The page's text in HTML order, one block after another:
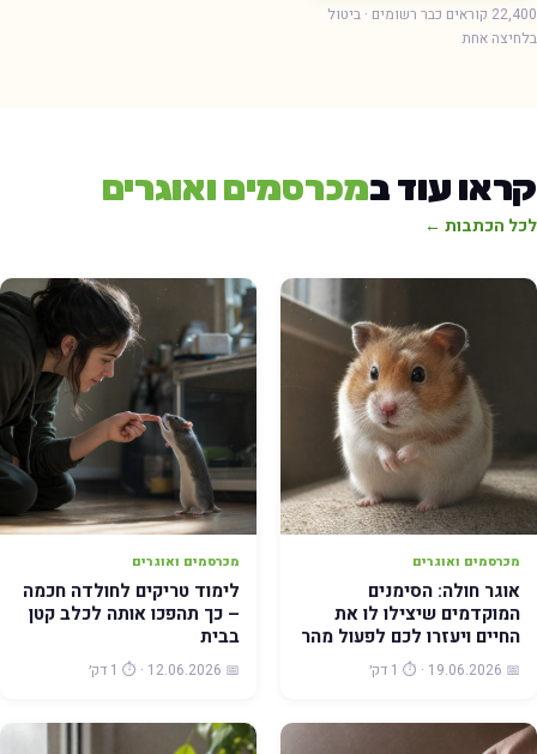
22,400 קוראים כבר רשומים · ביטול
אחת
עוד במכרסמים ואוגרים
הכתבות ←
מכרסמים ואוגרים
אוגר חולה: הסימנים
המוקדמים שיצילו לו את
החיים ויעזרו לכם לפעול מהר
📅 19.06.2026 · ⏱️ 1 דק׳
מכרסמים ואוגרים
לימוד טריקים לחולדה חכמה
– כך תהפכו אותה לכלב קטן
בבית
📅 12.06.2026 · ⏱️ 1 דק׳